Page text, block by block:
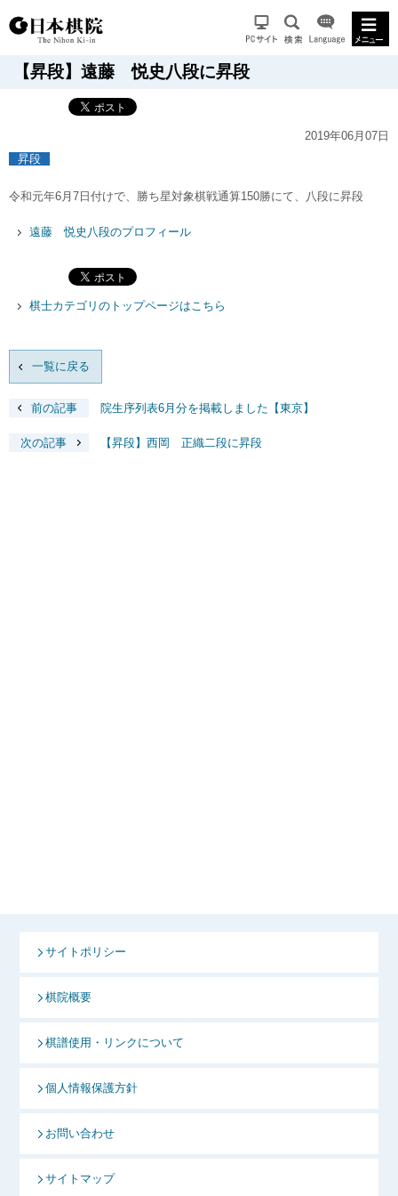
【昇段】遠藤 悦史八段に昇段
2019年06月07日
昇段
令和元年6月7日付けで、勝ち星対象棋戦通算150勝にて、八段に昇段
遠藤 悦史八段のプロフィール
棋士カテゴリのトップページはこちら
一覧に戻る
前の記事 院生序列表6月分を掲載しました【東京】
次の記事 【昇段】西岡 正織二段に昇段
サイトポリシー
棋院概要
棋譜使用・リンクについて
個人情報保護方針
お問い合わせ
サイトマップ